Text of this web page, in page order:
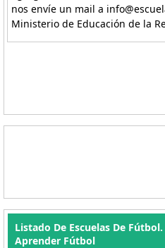
nos envíe un mail a
Ministerio de Educación de la
Listado De Escuelas De
Aprender Fútbol